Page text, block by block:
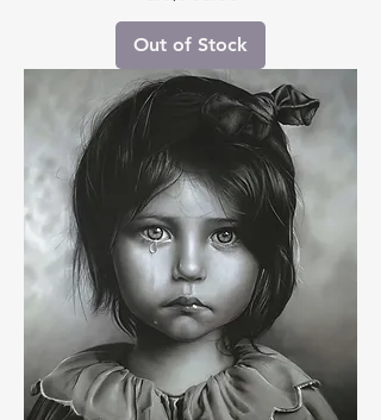
Out of Stock